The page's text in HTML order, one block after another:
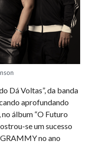
Dá Voltas”, da banda
aprofundando
álbum “O Futuro
se um sucesso
no ano